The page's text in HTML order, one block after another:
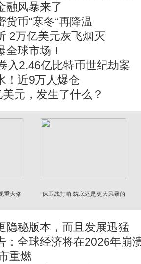
融风暴来了
货币“寒冬”再降温
2万亿美元灰飞烟灭
全球市场！
入2.46亿比特币世纪劫案
！近9万人爆仓
元，发生了什么？
重大修
保卫战打响 筑底还是更大风暴的
隐秘版本，而且发展迅猛
：全球经济将在2026年崩
重燃